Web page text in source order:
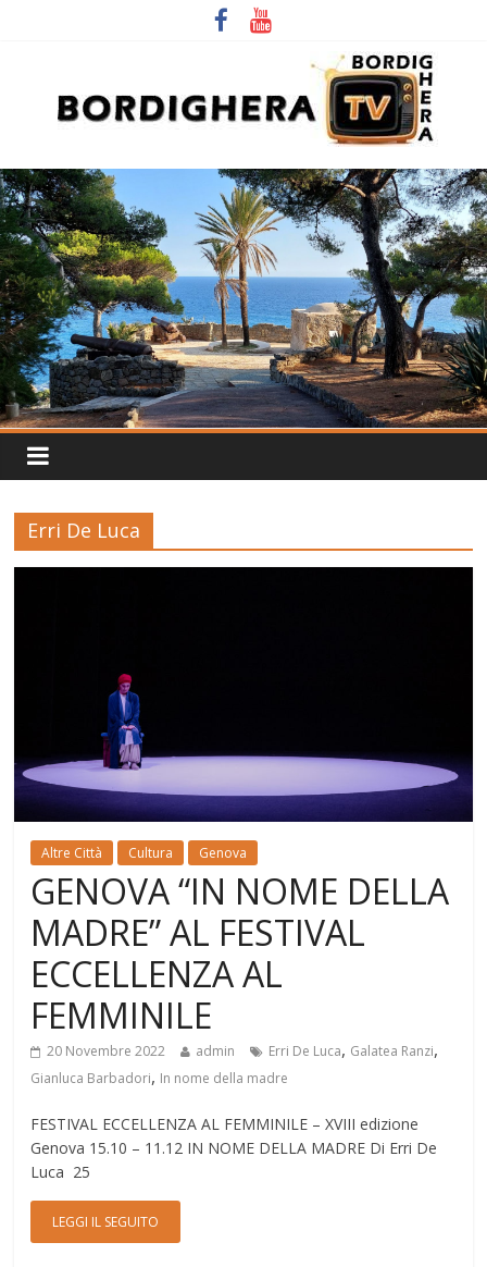
Erri De Luca
Altre Città Cultura Genova
GENOVA “IN NOME DELLA
MADRE” AL FESTIVAL
ECCELLENZA AL
FEMMINILE
20 Novembre 2022 admin Erri De Luca, Galatea Ranzi,
Gianluca Barbadori, In nome della madre
FESTIVAL ECCELLENZA AL FEMMINILE – XVIII edizione
Genova 15.10 – 11.12 IN NOME DELLA MADRE Di Erri De
Luca 25
LEGGI IL SEGUITO